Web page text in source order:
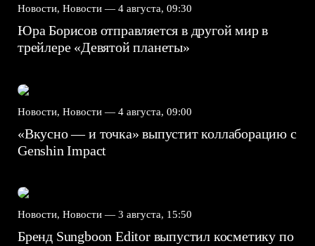
Новости, Новости — 4 августа, 09:30
Юра Борисов отправляется в другой мир в
трейлере «Девятой планеты»
Новости, Новости — 4 августа, 09:00
«Вкусно — и точка» выпустит коллаборацию с
Genshin Impact⁠⁠
Новости, Новости — 3 августа, 15:50
Бренд Sungboon Editor выпустил косметику по